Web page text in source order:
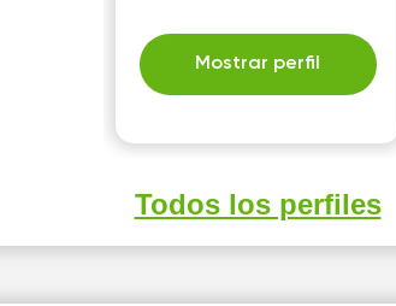
Mostrar perfil
Todos los perfiles